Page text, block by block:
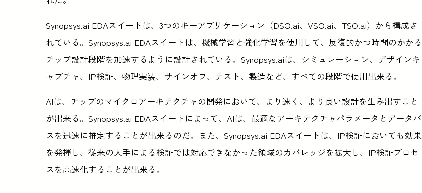
Synopsys.ai EDAスイートは、3つのキーアプリケーション（DSO.ai、VSO.ai、TSO.ai）から構成さ
れている。Synopsys.ai EDAスイートは、機械学習と強化学習を使用して、反復的かつ時間のかかる
チップ設計段階を加速するように設計されている。Synopsys.aiは、シミュレーション、デザインキ
ャプチャ、IP検証、物理実装、サインオフ、テスト、製造など、すべての段階で使用出来る。
AIは、チップのマイクロアーキテクチャの開発において、より速く、より良い設計を生み出すこと
が出来る。Synopsys.ai EDAスイートによって、AIは、最適なアーキテクチャパラメータとデータパ
スを迅速に推定することが出来るのだ。また、Synopsys.ai EDAスイートは、IP検証においても効果
を発揮し、従来の人手による検証では対応できなかった領域のカバレッジを拡大し、IP検証プロセ
スを高速化することが出来る。